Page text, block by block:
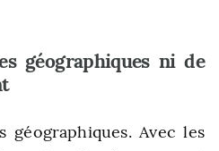
géographiques ni de
géographiques. Avec les